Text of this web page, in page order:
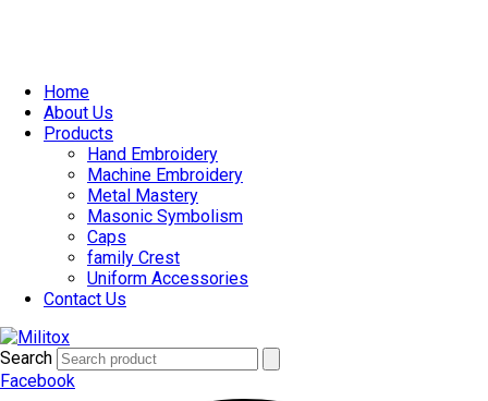
Home
About Us
Products
Hand Embroidery
Machine Embroidery
Metal Mastery
Masonic Symbolism
Caps
family Crest
Uniform Accessories
Contact Us
Search
Facebook